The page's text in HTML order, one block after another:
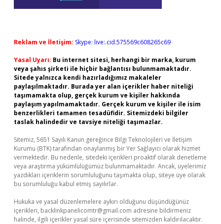
Reklam ve İletişim: Skype: live:.cid.575569c608265c69
Yasal Uyarı: Bu internet sitesi, herhangi bir marka, kurum
veya şahıs şirketi ile hiçbir bağlantısı bulunmamaktadır.
Sitede yalnızca kendi hazırladığımız makaleler
paylaşılmaktadır. Burada yer alan içerikler haber niteliği
taşımamakta olup, gerçek kurum ve kişiler hakkında
paylaşım yapılmamaktadır. Gerçek kurum ve kişiler ile isim
benzerlikleri tamamen tesadüfidir. Sitemizdeki bilgiler
taslak halindedir ve tavsiye niteliği taşımazlar.
Sitemiz, 5651 Sayılı Kanun gereğince Bilgi Teknolojileri ve İletişim
Kurumu (BTK) tarafından onaylanmış bir Yer Sağlayıcı olarak hizmet
vermektedir. Bu nedenle, sitedeki içerikleri proaktif olarak denetleme
veya araştırma yükümlülüğümüz bulunmamaktadır. Ancak, üyelerimiz
yazdıkları içeriklerin sorumluluğunu taşımakta olup, siteye üye olarak
bu sorumluluğu kabul etmiş sayılırlar.
Hukuka ve yasal düzenlemelere aykırı olduğunu düşündüğünüz
içerikleri, backlinkpanelicomtr@gmail.com adresine bildirmeniz
halinde, ilgili içerikler yasal süre içerisinde sitemizden kaldırılacaktır.